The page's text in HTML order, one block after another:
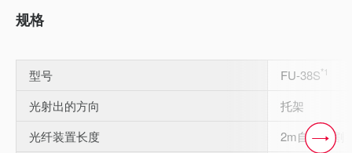
规格
型号 FU-38S*1
光射出的方向
托架
光纤装置长度
2m自由切割